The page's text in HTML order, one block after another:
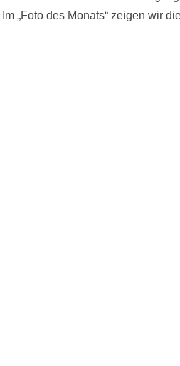
„Foto des Monats“ zeigen wir